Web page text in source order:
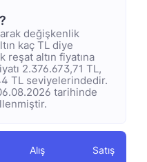
değişkenlik
kaç TL diye
reşat altın fiyatına
2.376.673,71 TL,
TL seviyelerindedir.
tarihinde
Alış Satış